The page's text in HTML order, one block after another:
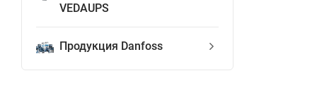
VEDAUPS
Продукция Danfoss